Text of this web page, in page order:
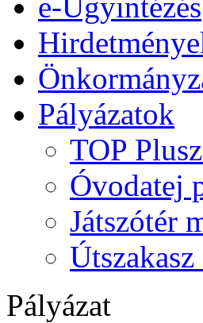
Pályázatok
TOP
Óvodatej
Játszótér
Pályázat